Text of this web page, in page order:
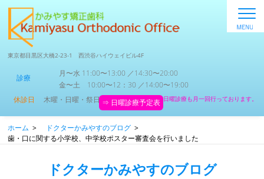
東京都目黒区大橋2-23-1 西渋谷ハイウェイビル4F
診療
月〜水 11:00〜13:00 ／14:30〜20:00
金〜土 10:00〜12：30 ／14:00〜19:00
休診日
木曜・日曜・祭日 ⇒ 日曜診療予定表 日曜診療も月一回行っております。
ホーム > ドクターかみやすのブログ >
歯・口に関する小学校、中学校ポスター審査会を行いました
ドクターかみやすのブログ